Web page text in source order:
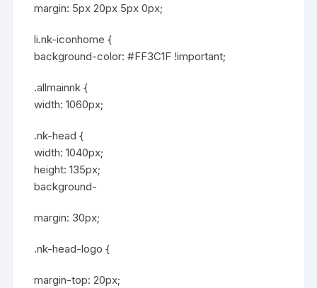
margin: 5px 20px 5px 0px;
li.nk-iconhome {
background-color: #FF3C1F !important;
.allmainnk {
width: 1060px;
.nk-head {
width: 1040px;
height: 135px;
background-
margin: 30px;
.nk-head-logo {
margin-top: 20px;